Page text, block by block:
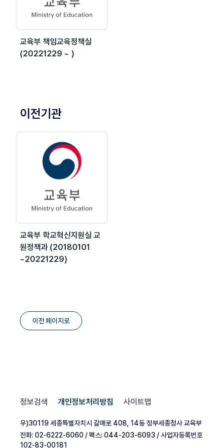
교육부 책임교육정책실
(20221229 ~ )
이전기관
교육부 학교혁신지원실 교
원정책과 (20180101
~20221229)
이전 페이지로
정보검색 개인정보처리방침 사이트맵
우)30119 세종특별자치시 갈매로 408, 14동 정부세종청사 교육부
전화: 02-6222-6060 / 팩스: 044-203-6093 / 사업자등록번호
102-83-00181